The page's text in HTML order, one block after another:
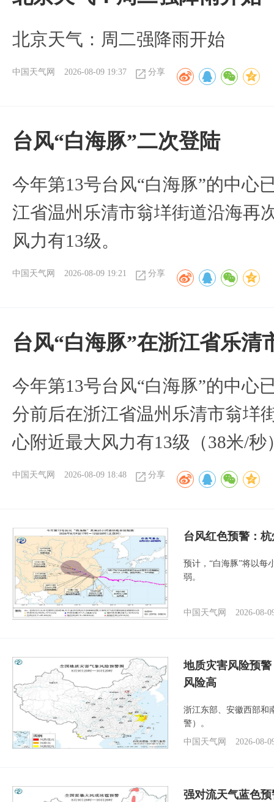
北京天气：周二强降雨开始
中国天气网 2026-08-09 19:37 分享
台风“白海豚”二次登陆
今年第13号台风“白海豚”的中心
江省温州乐清市翁垟街道沿海再
风力有13级。
中国天气网 2026-08-09 19:21 分享
台风“白海豚”在浙江省乐清
今年第13号台风“白海豚”的中心
分前后在浙江省温州乐清市翁垟
心附近最大风力有13级（38米/秒
中国天气网 2026-08-09 18:48 分享
台风红色预警：
预计，“白海豚”将以每
弱。
中国天气网 2026-08-
地质灾害风险预
风险高
浙江东部、安徽西部和
警）。
中国天气网
2026-08-
强对流天气蓝色